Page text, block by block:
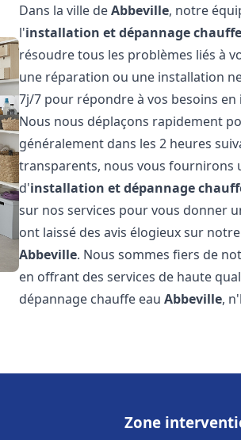
Dans la ville deAbbeville, notre
l'installation et dépannage
résoudre tous les problèmes liés à
une réparation ou une installation
7j/7 pour répondre à vos besoins en
Nous nous déplaçons rapidement
généralement dans les 2 heures
transparents, nous vous fournirons
d'installation et dépannage
sur nos services pour vous donner
ont laissé des avis élogieux sur
Abbeville. Nous sommes fiers de
en offrant des services de haute
dépannage chauffe eauAbbeville,
Zone